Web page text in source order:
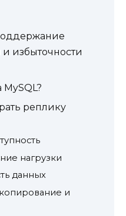
избыточности
реплику
нагрузки
данных
и